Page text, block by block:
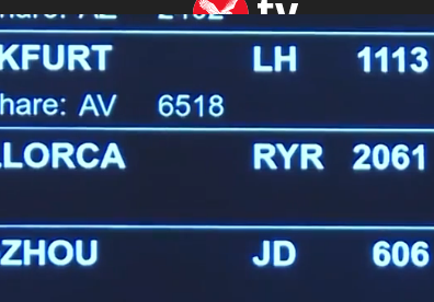
todos los vuelos a Vigo y Tenerife Norte
durante elinvierno, afectando cerca de un millón de
precios “excesivas y poco competitivas” por parte del
una “catástrofe turística”.
aumento del 6,62% de las tasas aeroportuarias a partir
según la compañía.